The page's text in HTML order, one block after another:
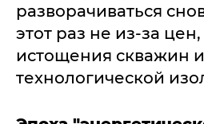
разворачиваться
этот раз не из-за цен,
истощения скважин и
технологической